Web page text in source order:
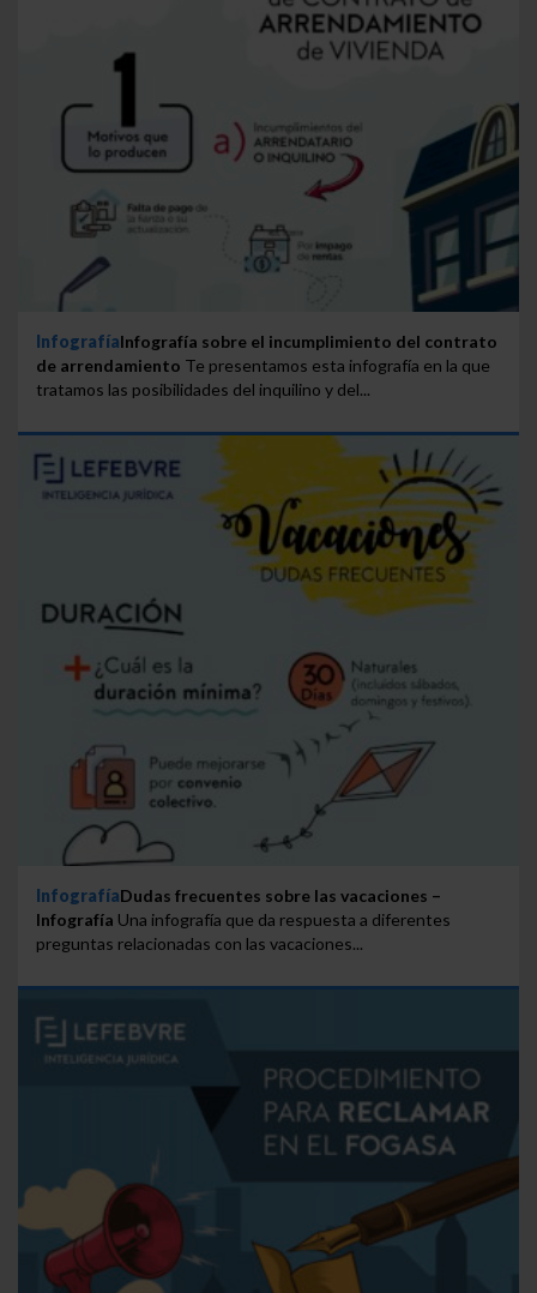
InfografíaInfografía sobre el incumplimiento del contrato
de arrendamiento Te presentamos esta infografía en la que
tratamos las posibilidades del inquilino y del...
InfografíaDudas frecuentes sobre las vacaciones –
Infografía Una infografía que da respuesta a diferentes
preguntas relacionadas con las vacaciones...